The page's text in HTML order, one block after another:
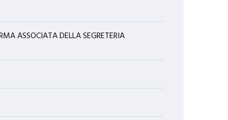
ASSOCIATA DELLA SEGRETERIA